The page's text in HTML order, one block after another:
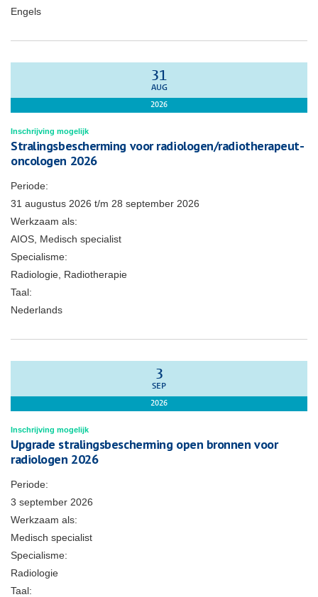
Engels
31
AUG
2026
Inschrijving mogelijk
Stralingsbescherming voor radiologen/radiotherapeut-
oncologen 2026
Periode:
31 augustus 2026 t/m 28 september 2026
Werkzaam als:
AIOS, Medisch specialist
Specialisme:
Radiologie, Radiotherapie
Taal:
Nederlands
3
SEP
2026
Inschrijving mogelijk
Upgrade stralingsbescherming open bronnen voor
radiologen 2026
Periode:
3 september 2026
Werkzaam als:
Medisch specialist
Specialisme:
Radiologie
Taal: